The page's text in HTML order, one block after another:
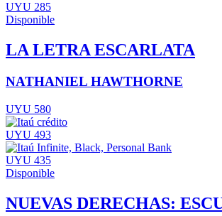
UYU 285
Disponible
LA LETRA ESCARLATA
NATHANIEL HAWTHORNE
UYU 580
UYU 493
UYU 435
Disponible
NUEVAS DERECHAS: